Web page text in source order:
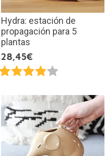
Hydra: estación de
propagación para 5
plantas
28,45€